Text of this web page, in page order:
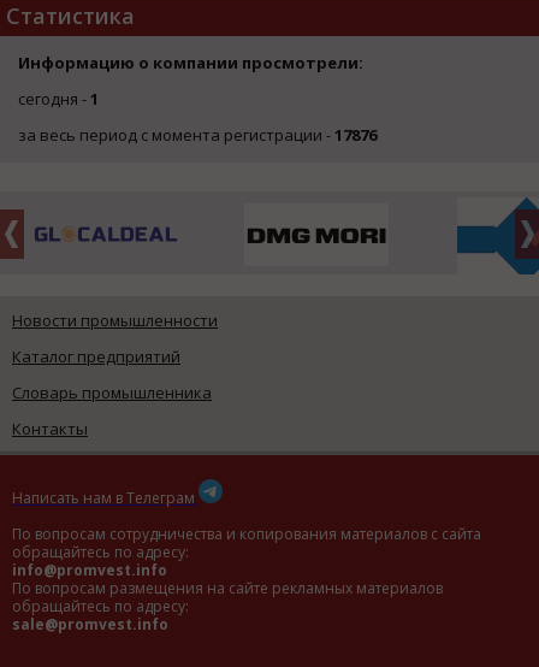
Статистика
Информацию о компании просмотрели:
сегодня -1
за весь период с момента регистрации -17876
Новости промышленности
Каталог предприятий
Словарь промышленника
Контакты
Написать нам в Телеграм
По вопросам сотрудничества и копирования материалов с сайта
обращайтесь по адресу:
info@promvest.info
По вопросам размещения на сайте рекламных материалов
обращайтесь по адресу:
sale@promvest.info